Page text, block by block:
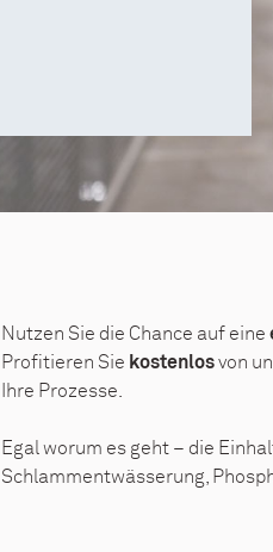
Nutzen Sie die Chance auf eine
Profitieren Sie kostenlosvon
Ihre Prozesse.
Egal worum es geht – die
Schlammentwässerung,